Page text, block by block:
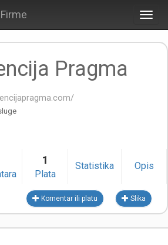
Pragma
1
Plata
Statistika Opis
Komentar ili platu Slika